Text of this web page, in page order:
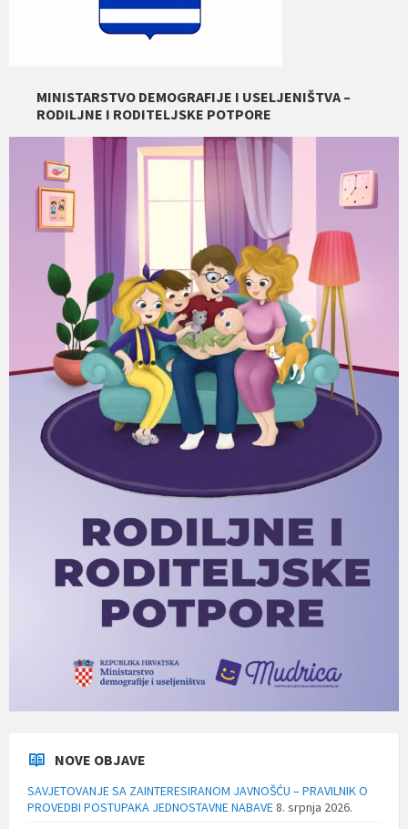
MINISTARSTVO DEMOGRAFIJE I USELJENIŠTVA –
RODILJNE I RODITELJSKE POTPORE
NOVE OBJAVE
SAVJETOVANJE SA ZAINTERESIRANOM JAVNOŠĆU – PRAVILNIK O
PROVEDBI POSTUPAKA JEDNOSTAVNE NABAVE8. srpnja 2026.